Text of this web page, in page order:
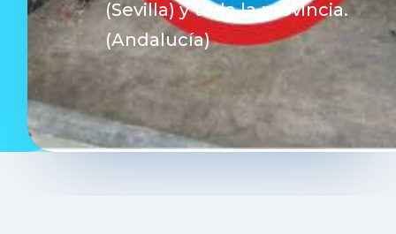
(Sevilla) y toda la provincia.
(Andalucía)